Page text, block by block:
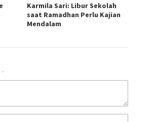
Karmila Sari: Libur Sekolah
saat Ramadhan Perlu Kajian
Mendalam
*